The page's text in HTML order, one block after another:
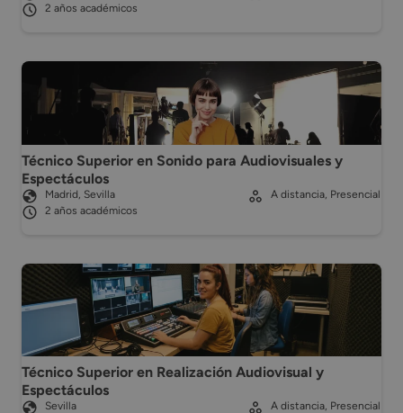
2 años académicos
Técnico Superior en Sonido para Audiovisuales y
Espectáculos
Madrid, Sevilla
2 años académicos
A distancia, Presencial
Técnico Superior en Realización Audiovisual y
Espectáculos
Sevilla
A distancia, Presencial